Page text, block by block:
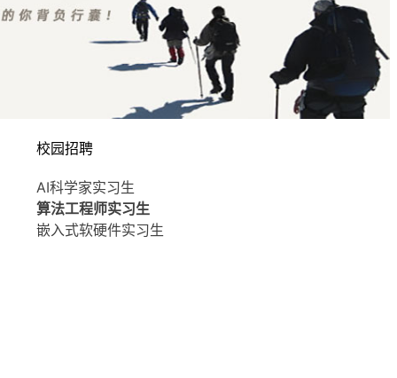
校园招聘
AI科学家实习生
算法工程师实习生
嵌入式软硬件实习生